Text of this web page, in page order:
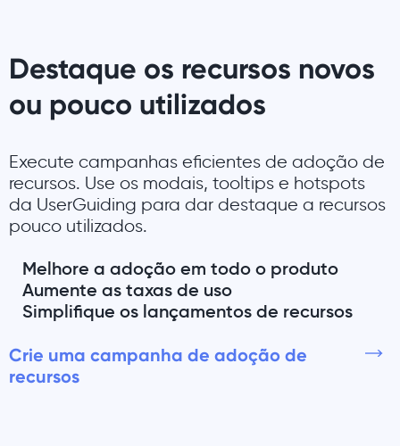
Destaque os recursos novos
ou pouco utilizados
Execute campanhas eficientes de adoção de
recursos. Use os modais, tooltips e hotspots
da UserGuiding para dar destaque a recursos
pouco utilizados.
Melhore a adoção em todo o produto
Aumente as taxas de uso
Simplifique os lançamentos de recursos
Crie uma campanha de adoção de
recursos